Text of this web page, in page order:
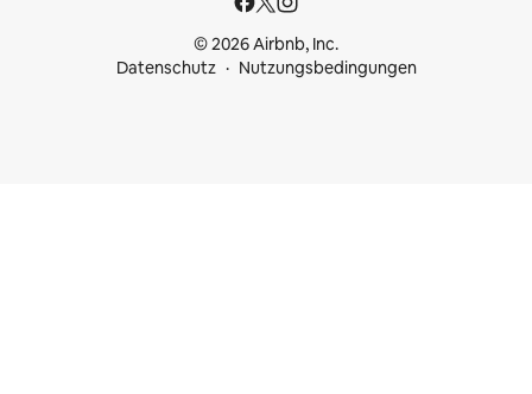
© 2026 Airbnb, Inc.
Datenschutz
Nutzungsbedingungen